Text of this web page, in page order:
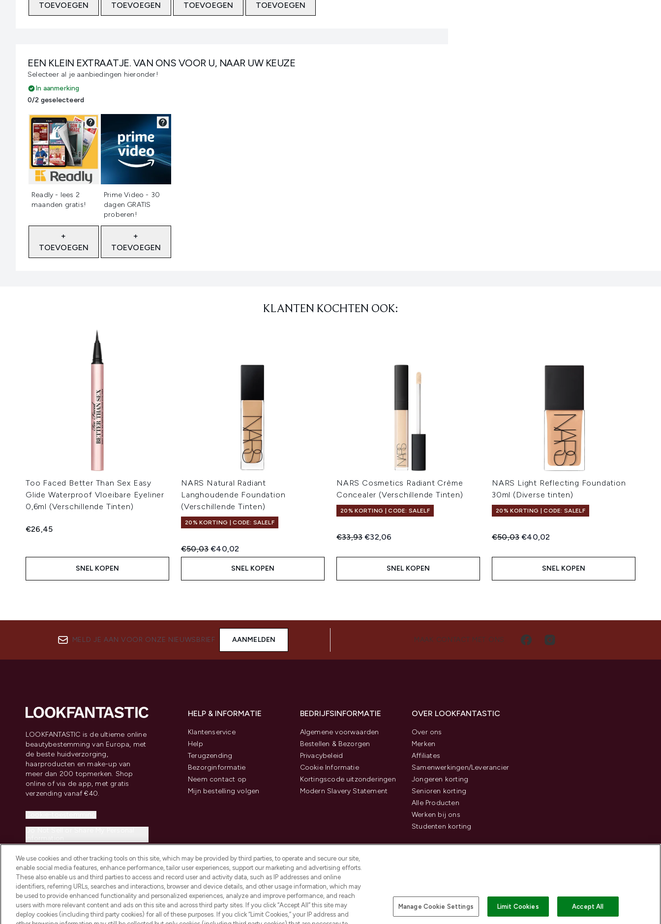
TOEVOEGEN
TOEVOEGEN
TOEVOEGEN
TOEVOEGEN
EEN KLEIN EXTRAATJE. VAN ONS VOOR U, NAAR UW KEUZE
Selecteer al je aanbiedingen hieronder!
In aanmerking
0/2 geselecteerd
Readly - lees 2
maanden gratis!
+
TOEVOEGEN
Prime Video - 30
dagen GRATIS
proberen!
+
TOEVOEGEN
KLANTEN KOCHTEN OOK:
Too Faced Better Than Sex Easy
Glide Waterproof Vloeibare Eyeliner
0,6ml (Verschillende Tinten)
€26,45
SNEL KOPEN
NARS Natural Radiant
Langhoudende Foundation
(Verschillende Tinten)
20% KORTING | CODE: SALELF
Recommended Retail Price:
€50,03Huidige prijs:
€40,02
SNEL KOPEN
NARS Cosmetics Radiant Crème
Concealer (Verschillende Tinten)
20% KORTING | CODE: SALELF
Recommended Retail Price:
€33,93Huidige prijs:
€32,06
SNEL KOPEN
NARS Light Reflecting Foundation
30ml (Diverse tinten)
20% KORTING | CODE: SALELF
Recommended Retail Price:
€50,03Huidige prijs:
€40,02
SNEL KOPEN
MELD JE AAN VOOR ONZE NIEUWSBRIEF AANMELDEN MAAK CONTACT MET ONS
LOOKFANTASTIC is de ultieme online
beautybestemming van Europa, met
de beste huidverzorging,
haarproducten en make-up van
meer dan 200 topmerken. Shop
online of via de app, met gratis
verzending vanaf €40.
Information
HELP & INFORMATIE
Klantenservice
Help
Terugzending
Bezorginformatie
Neem contact op
Mijn bestelling volgen
BEDRIJFSINFORMATIE
Algemene voorwaarden
Bestellen & Bezorgen
Privacybeleid
Cookie Informatie
Kortingscode uitzonderingen
Modern Slavery Statement
OVER LOOKFANTASTIC
Over ons
Merken
Affiliates
Samenwerkingen/Leverancier
Jongeren korting
Senioren korting
Alle Producten
Werken bij ons
Studenten korting
2026 THG Beauty Europe GmbH Maximilianstrasse 54 80538 Munich Betaal veilig met
We use cookies and other tracking tools on this site, which may be provided by third parties, to operate and secure our site,
enable social media features, enhance performance, tailor user experiences, support our marketing and advertising efforts.
These also enable us and third parties to access and record user and activity data, such as IP addresses and online
identifiers, referring URLs, searches and interactions, browser and device details, and other usage information, which may
be used to provide enhanced functionality and personalized experiences, analyze and improve performance, and reach
users with more relevant content and ads on this site and across third party sites. If you click “Accept All” this site may
deploy cookies (including third party cookies) for all of these purposes. If you click “Limit Cookies,” your IP address and
Manage Cookie Settings Limit Cookies Accept All